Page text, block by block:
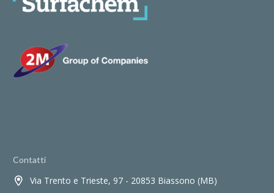
Contatti
Via Trento e Trieste, 97 - 20853 Biassono (MB)